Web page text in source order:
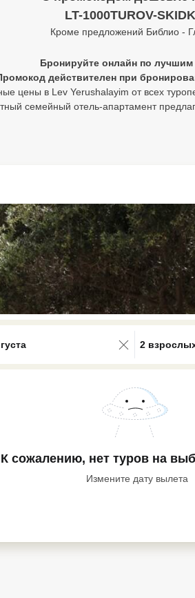
LT-1000TUROV-
Кроме предложений Библио -
Бронируйте онлайн по лучшим
действителен при
цены в Lev Yerushalayim от всех
семейный отель-апартамент
0 results
2
К сожалению, нет туров на
Измените дату вылета